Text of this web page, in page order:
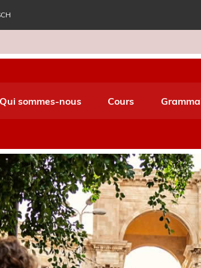
World Italiano
Qui sommes-nous Cours